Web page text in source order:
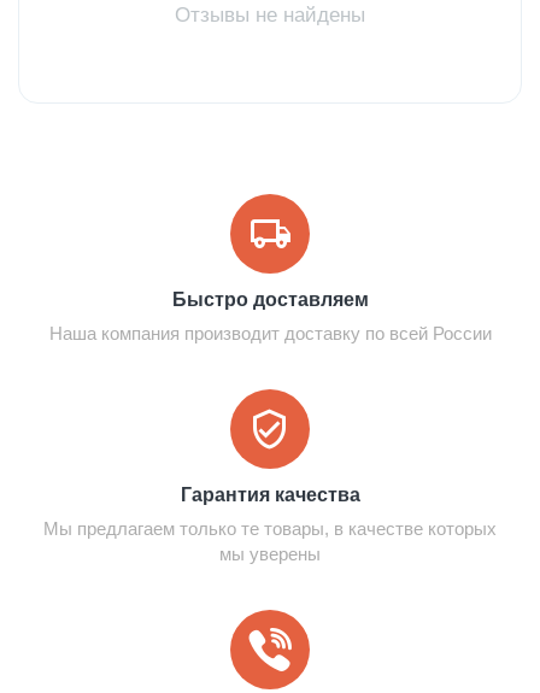
Отзывы не найдены
Быстро доставляем
Наша компания производит доставку по всей России
Гарантия качества
Мы предлагаем только те товары, в качестве которых
мы уверены